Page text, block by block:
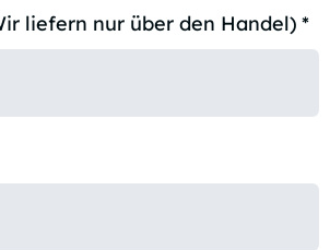
liefern nur über den Handel) *